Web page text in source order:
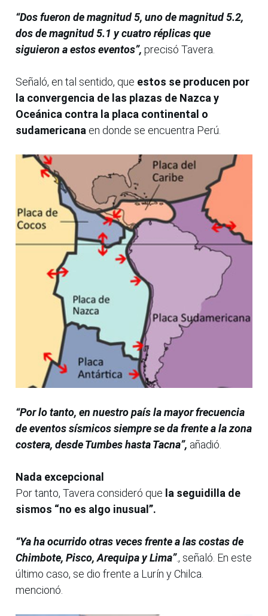
“Dos fueron de magnitud 5, uno de magnitud 5.2,
dos de magnitud 5.1 y cuatro réplicas que
siguieron a estos eventos”, precisó Tavera.
Señaló, en tal sentido, que estos se producen por
la convergencia de las plazas de Nazca y
Oceánica contra la placa continental o
sudamericana en donde se encuentra Perú.
“Por lo tanto, en nuestro país la mayor frecuencia
de eventos sísmicos siempre se da frente a la zona
costera, desde Tumbes hasta Tacna”, añadió.
Nada excepcional
Por tanto, Tavera consideró que la seguidilla de
sismos “no es algo inusual”.
“Ya ha ocurrido otras veces frente a las costas de
Chimbote, Pisco, Arequipa y Lima”., señaló. En este
último caso, se dio frente a Lurín y Chilca.
mencionó.